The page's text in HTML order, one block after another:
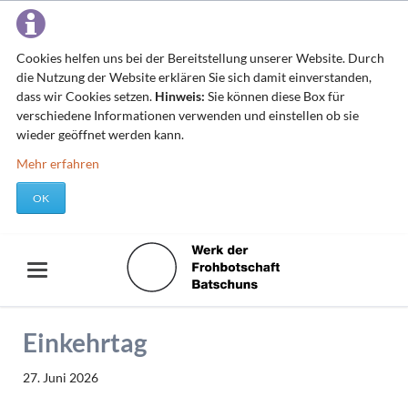
Cookies helfen uns bei der Bereitstellung unserer Website. Durch
die Nutzung der Website erklären Sie sich damit einverstanden,
dass wir Cookies setzen. Hinweis: Sie können diese Box für
verschiedene Informationen verwenden und einstellen ob sie
wieder geöffnet werden kann.
Mehr erfahren
OK
Einkehrtag
27. Juni 2026